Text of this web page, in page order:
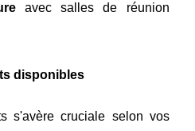
avec salles de réunion
disponibles
s'avère cruciale selon vos